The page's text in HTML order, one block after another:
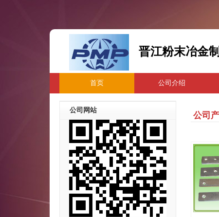
晋江粉末冶金
首页 公司介绍
公司网站
公司